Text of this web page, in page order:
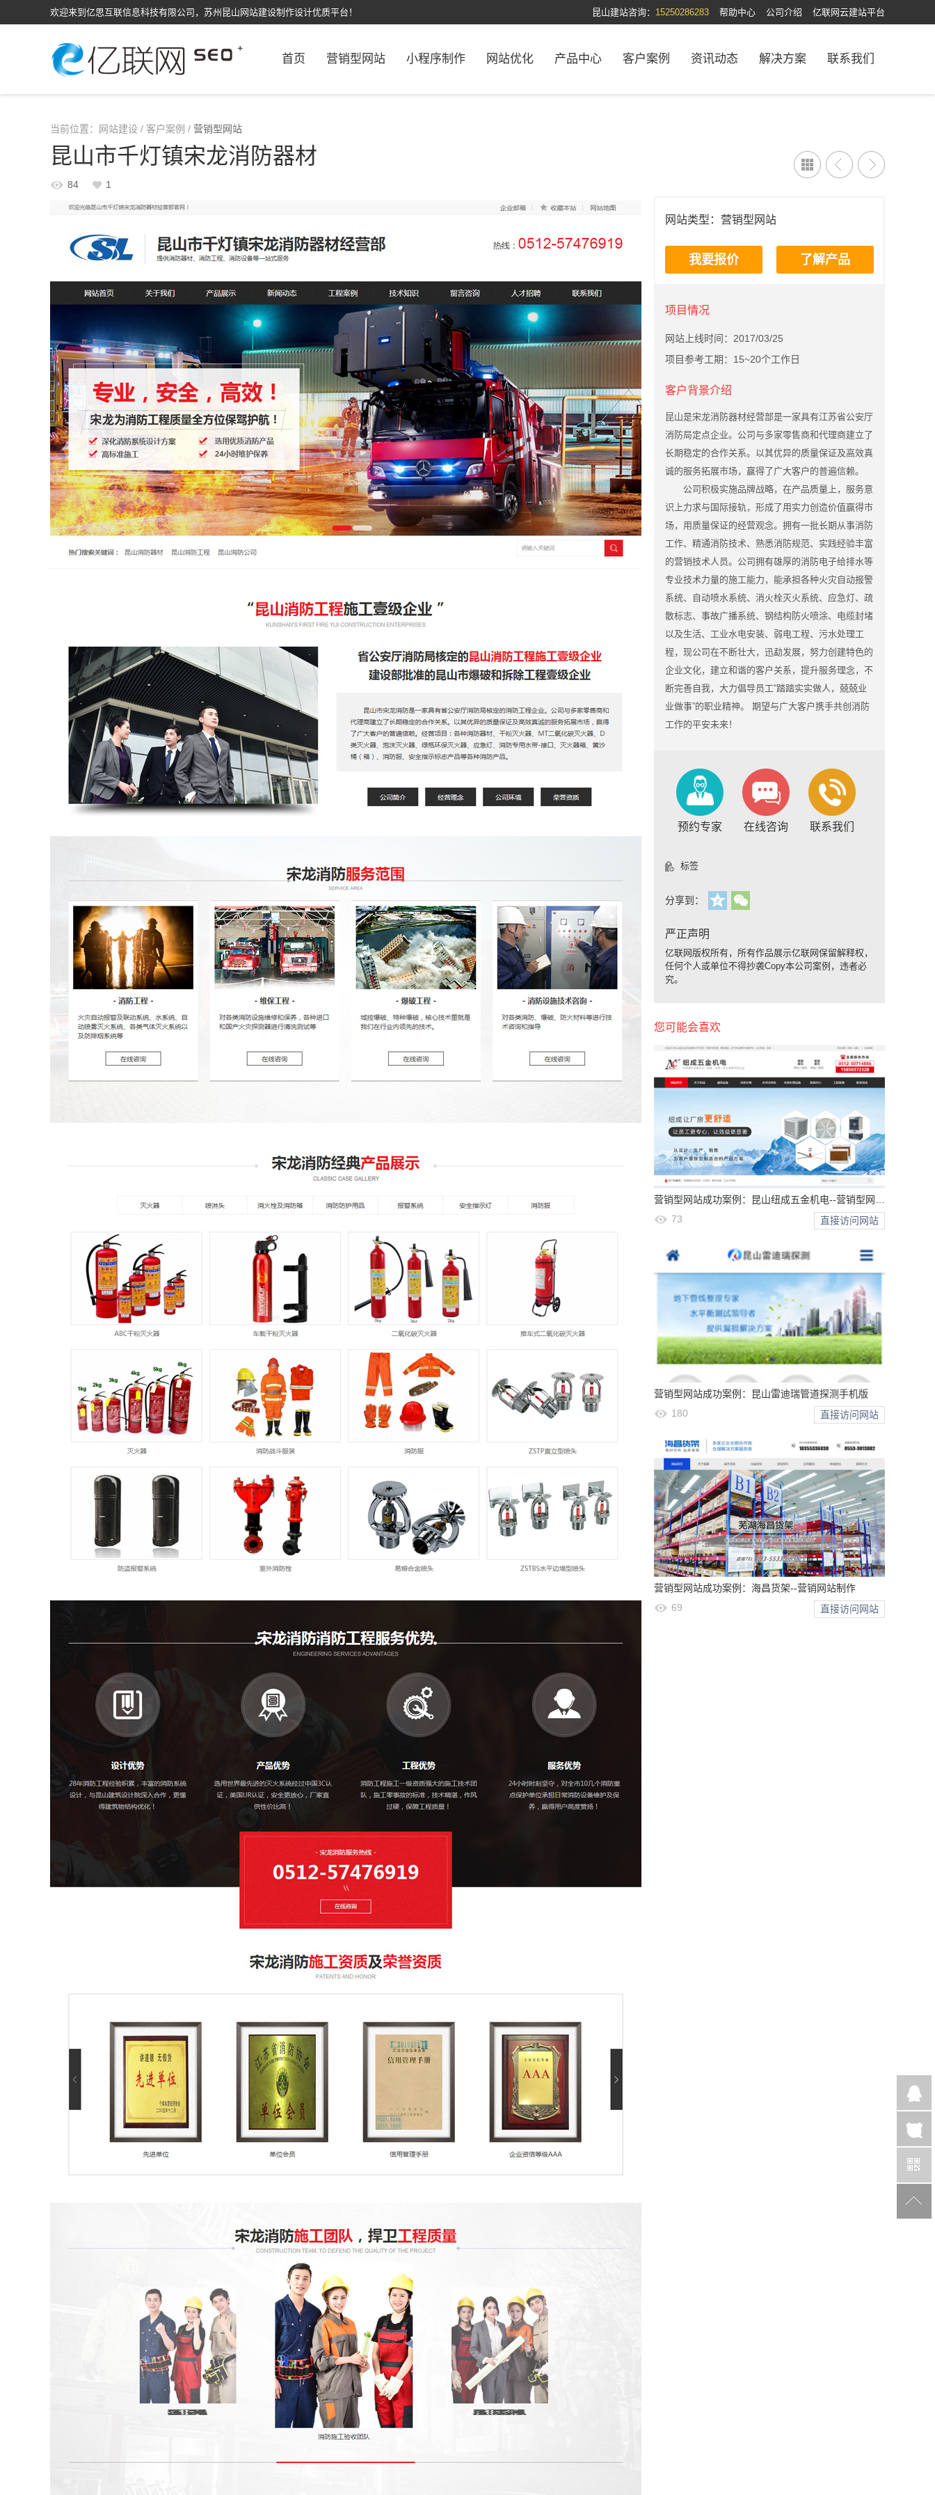
欢迎来到亿思互联信息科技有限公司，苏州昆山网站建设制作设计优质平台！ 亿联网云建站平台
公司介绍
帮助中心
昆山建站咨询： 15250286283
首页 营销型网站 小程序制作 网站优化 产品中心 客户案例 资讯动态 解决方案 联系我们
当前位置： 网站建设 / 客户案例 / 营销型网站
昆山市千灯镇宋龙消防器材
84 1
网站类型：营销型网站
我要报价 了解产品
项目情况
网站上线时间：2017/03/25
项目参考工期：15~20个工作日
客户背景介绍
昆山是宋龙消防器材经营部是一家具有江苏省公安厅
消防局定点企业。公司与多家零售商和代理商建立了
长期稳定的合作关系。以其优异的质量保证及高效真
诚的服务拓展市场，赢得了广大客户的普遍信赖。
公司积极实施品牌战略，在产品质量上，服务意
识上力求与国际接轨，形成了用实力创造价值赢得市
场，用质量保证的经营观念。拥有一批长期从事消防
工作、精通消防技术、熟悉消防规范、实践经验丰富
的营销技术人员。公司拥有雄厚的消防电子给排水等
专业技术力量的施工能力，能承担各种火灾自动报警
系统、自动喷水系统、消火栓灭火系统、应急灯、疏
散标志、事故广播系统、钢结构防火喷涂、电缆封堵
以及生活、工业水电安装、弱电工程、污水处理工
程，现公司在不断壮大，迅勐发展，努力创建特色的
企业文化，建立和谐的客户关系，提升服务理念，不
断完善自我，大力倡导员工“踏踏实实做人，兢兢业
业做事”的职业精神。 期望与广大客户携手共创消防
工作的平安未来！
预约专家 在线咨询 联系我们
标签
分享到：
严正声明
亿联网版权所有，所有作品展示亿联网保留解释权，
任何个人或单位不得抄袭Copy本公司案例，违者必
究。
您可能会喜欢
73
直接访问网站
营销型网站成功案例：昆山雷迪瑞管道探测手机版
180
直接访问网站
营销型网站成功案例：海昌货架--营销网站制作
69
直接访问网站